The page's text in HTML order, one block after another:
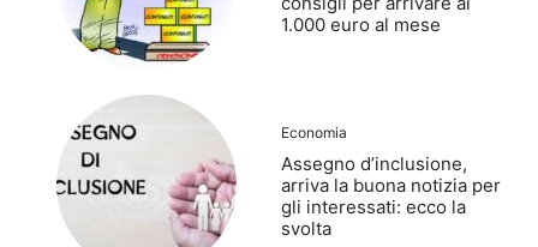
1.000 euro al mese
Economia
Assegno d’inclusione,
arriva la buona notizia per
gli interessati: ecco la
svolta